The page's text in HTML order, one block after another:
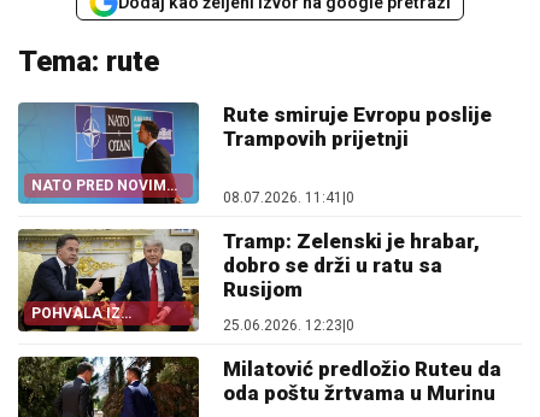
Tema: rute
NATO PRED NOVIM
ISKUŠENJEM
Rute smiruje Evropu poslije
Trampovih prijetnji
08.07.2026. 11:41 0
POHVALA IZ
VAŠINGTONA
Tramp: Zelenski je hrabar,
dobro se drži u ratu sa
Rusijom
25.06.2026. 12:23|0
Milatović predložio Ruteu da
oda poštu žrtvama u Murinu